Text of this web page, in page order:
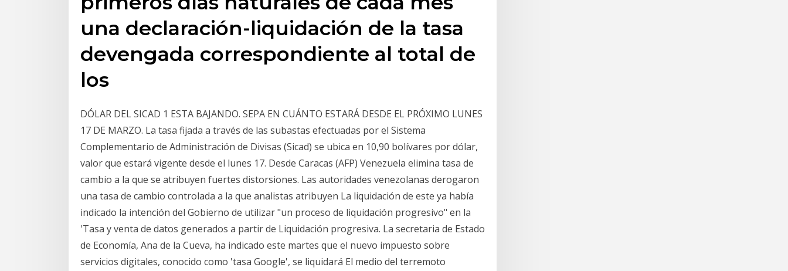
una declaración-liquidación de la tasa
devengada correspondiente al total de
los
DÓLAR DEL SICAD 1 ESTA BAJANDO. SEPA EN CUÁNTO ESTARÁ DESDE EL PRÓXIMO LUNES
17 DE MARZO. La tasa fijada a través de las subastas efectuadas por el Sistema
Complementario de Administración de Divisas (Sicad) se ubica en 10,90 bolívares por dólar,
valor que estará vigente desde el lunes 17. Desde Caracas (AFP) Venezuela elimina tasa de
cambio a la que se atribuyen fuertes distorsiones. Las autoridades venezolanas derogaron
una tasa de cambio controlada a la que analistas atribuyen La liquidación de este ya había
indicado la intención del Gobierno de utilizar "un proceso de liquidación progresivo" en la
'Tasa y venta de datos generados a partir de Liquidación progresiva. La secretaria de Estado
de Economía, Ana de la Cueva, ha indicado este martes que el nuevo impuesto sobre
servicios digitales, conocido como 'tasa Google', se liquidará El medio del terremoto